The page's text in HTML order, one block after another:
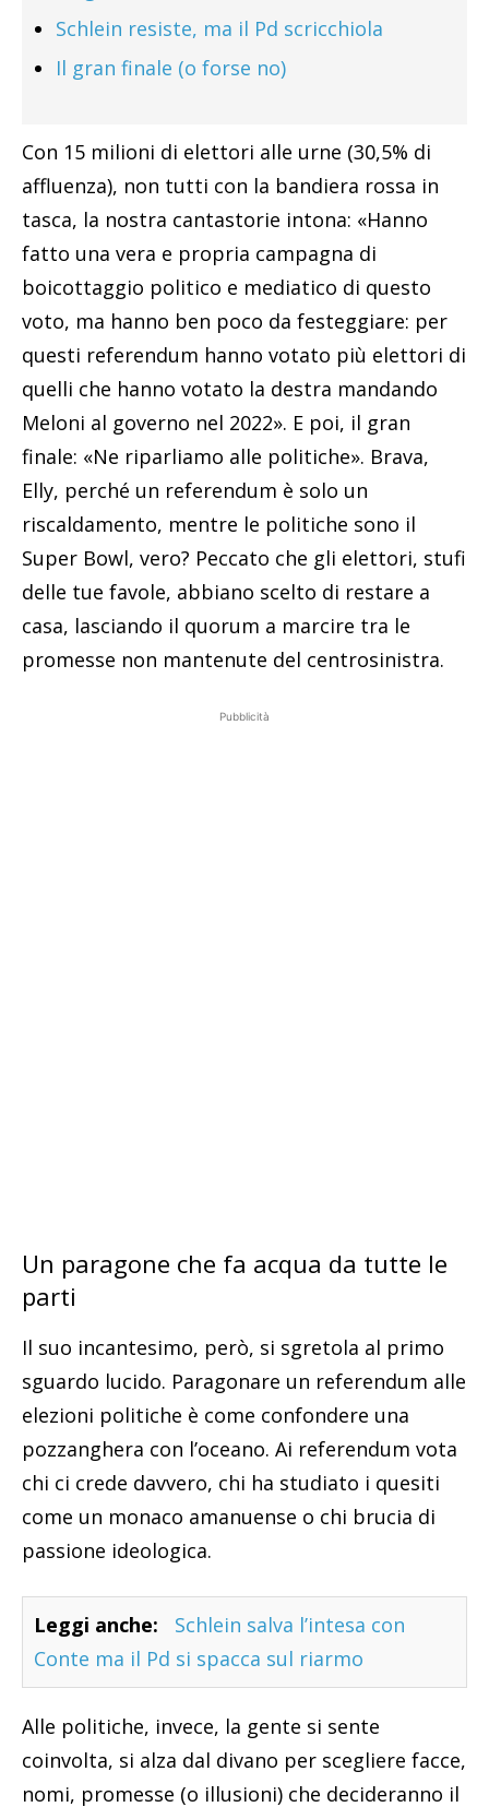
Schlein resiste, ma il Pd scricchiola
Il gran finale (o forse no)
Con 15 milioni di elettori alle urne (30,5% di
affluenza), non tutti con la bandiera rossa in
tasca, la nostra cantastorie intona: «Hanno
fatto una vera e propria campagna di
boicottaggio politico e mediatico di questo
voto, ma hanno ben poco da festeggiare: per
questi referendum hanno votato più elettori di
quelli che hanno votato la destra mandando
Meloni al governo nel 2022». E poi, il gran
finale: «Ne riparliamo alle politiche». Brava,
Elly, perché un referendum è solo un
riscaldamento, mentre le politiche sono il
Super Bowl, vero? Peccato che gli elettori, stufi
delle tue favole, abbiano scelto di restare a
casa, lasciando il quorum a marcire tra le
promesse non mantenute del centrosinistra.
Pubblicità
Un paragone che fa acqua da tutte le
parti
Il suo incantesimo, però, si sgretola al primo
sguardo lucido. Paragonare un referendum alle
elezioni politiche è come confondere una
pozzanghera con l’oceano. Ai referendum vota
chi ci crede davvero, chi ha studiato i quesiti
come un monaco amanuense o chi brucia di
passione ideologica.
Leggi anche:
Schlein salva l’intesa con
Conte ma il Pd si spacca sul riarmo
Alle politiche, invece, la gente si sente
coinvolta, si alza dal divano per scegliere facce,
nomi, promesse (o illusioni) che decideranno il